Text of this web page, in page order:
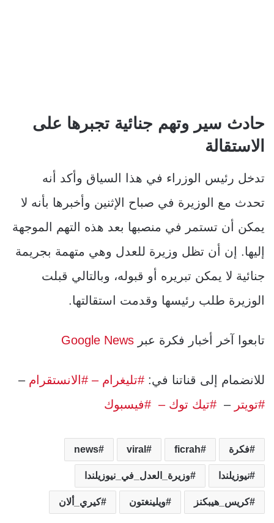
حادث سير وتهم جنائية تجبرها على
الاستقالة
تدخل رئيس الوزراء في هذا السياق وأكد أنه
تحدث مع الوزيرة في صباح الإثنين وأخبرها بأنه لا
يمكن أن تستمر في منصبها بعد هذه التهم الموجهة
إليها. إن أن تظل وزيرة للعدل وهي متهمة بجريمة
جنائية لا يمكن تبريره أو قبوله، وبالتالي قبلت
الوزيرة طلب رئيسها وقدمت استقالتها.
تابعوا آخر أخبار فكرة عبر Google News
للانضمام إلى قناتنا في: #تليغرام– #الانستقرام –
#تويتر – #تيك توك – #فيسبوك
فكرة ficrah
viral
news
نيوزيلندا وزيرة_العدل_في_نيوزيلندا
كريس_هيبكنز ويلينغتون كيري_ألان